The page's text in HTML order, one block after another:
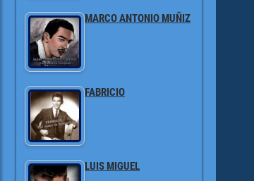
MARCO ANTONIO MUÑIZ
FABRICIO
LUIS MIGUEL